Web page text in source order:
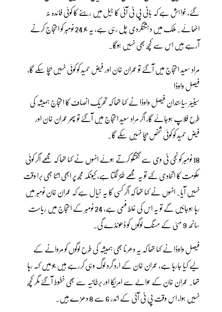
گئے، خواہش ہے کہ بانی پی ٹی آئی کا جیل میں رہنے کا کوئی فائدہ نہ
اٹھائے۔ ملک میں دہشتگردی چل رہی ہے، یہ جو 24 نومبر کو احتجاج کرنے
آرہے ہیں اس سے کچھ بھی نہیں ہوگا۔
مراد سعید احتجاج میں آگئے تو عمران خان اور فیض حمید کو کوئی نہیں بچا سکے گا،
فیصل واوڈا
سینیئر سیاستدان فیصل واوڈا نے کہا تھا کہ تحریک انصاف کا احتجاج ہمیشہ کی
طرح فلاپ ہوجائے گا، اگر مراد سعید احتجاج میں آگئے تو پھر عمران خان اور
فیض حمید کو کوئی شخص بچا نہیں سکے گا۔
18 نومبر کو نجی ٹی وی سے گفتگو کرتے ہوئے انہوں نے کہا تھا کہ مجھے اگر کوئی
حکومت کا اتحادی کہے تو یہ مجھے طنز لگتا ہے، کیونکہ مجھ پر ابھی اتنا بھی برا وقت
نہیں آیا۔ انہوں نے کہا تھا کہ اگر کسی کا یہ خیال ہے کہ عمران خان نومبر میں
رہا ہوجائیں گے تو یہ اس کی غلط فہمی ہے، 24 نومبر کے احتجاج میں ریاست
سانحہ 9 مئی کے مسنگ لوگوں کو ڈھونڈے گی۔
فیصل واوڈا نے کہا تھا کہ یہ دھرنا بھی ہمیشہ کی طرح لوگوں کو مروانے کے
لیے کیا جارہا ہے، عمران خان کے ارد گرد لوگ وہی کررہے ہیں جو میں کہہ رہا
تھا۔ عمران خان کے حوالے سے امریکا اور برطانیہ سے بھی خطوط آگئے مگر کچھ
نہیں ہوا، اس وقت پی ٹی آئی کے اندر 6 سے 8 دھڑے ہیں۔